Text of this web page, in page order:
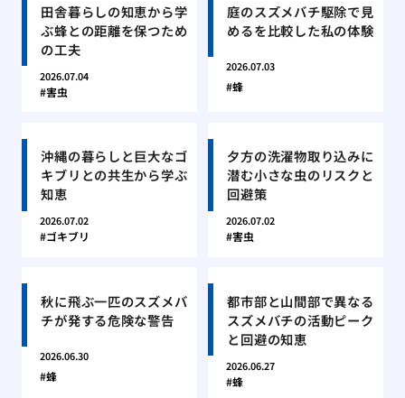
田舎暮らしの知恵から学
ぶ蜂との距離を保つため
の工夫
2026.07.04
害虫
庭のスズメバチ駆除で見
めるを比較した私の体験
2026.07.03
蜂
沖縄の暮らしと巨大なゴ
キブリとの共生から学ぶ
知恵
2026.07.02
ゴキブリ
夕方の洗濯物取り込みに
潜む小さな虫のリスクと
回避策
2026.07.02
害虫
秋に飛ぶ一匹のスズメバ
チが発する危険な警告
2026.06.30
蜂
都市部と山間部で異なる
スズメバチの活動ピーク
と回避の知恵
2026.06.27
蜂